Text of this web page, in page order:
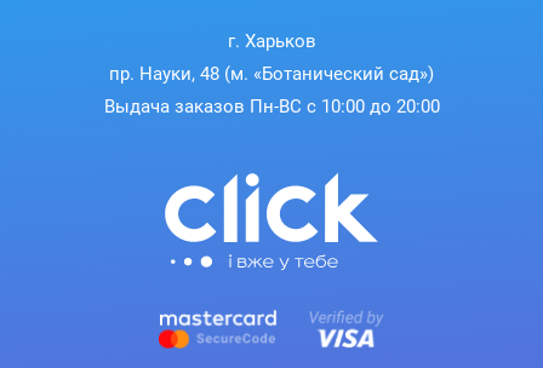
г. Харьков
пр. Науки, 48 (м. «Ботанический сад»)
Выдача заказов Пн-ВС с 10:00 до 20:00